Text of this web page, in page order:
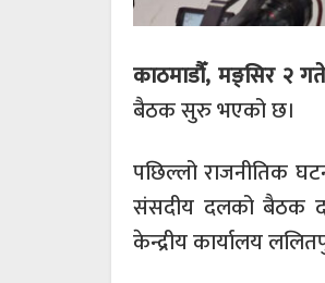
काठमाडौँ, मङ्सिर २
बैठक सुरु भएको छ।
पछिल्लो राजनीतिक
संसदीय दलको बैठक
केन्द्रीय कार्यालय